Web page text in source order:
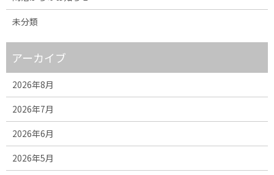
未分類
アーカイブ
2026年8月
2026年7月
2026年6月
2026年5月